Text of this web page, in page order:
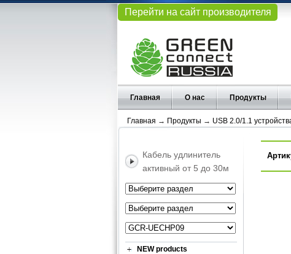
Перейти на сайт производителя
Главная О нас Продукты
Главная → Продукты → USB 2.0/1.1
Кабель удлинитель
активный от 5 до 30м
NEW products